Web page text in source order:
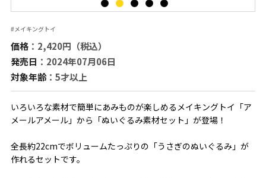
#メイキングトイ
価格：2,420円（税込）
発売日 ：2024年07月06日
対象年齢：5才以上
いろいろな素材で簡単にあみものが楽しめるメイキングトイ「ア
メールアメール」から「ぬいぐるみ素材セット」が登場！
全長約22cmでボリュームたっぷりの「うさぎのぬいぐるみ」が
作れるセットです。